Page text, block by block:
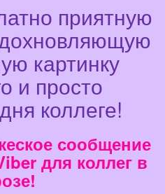
приятную
картинку
и просто
коллеге!
сообщение
для коллег в